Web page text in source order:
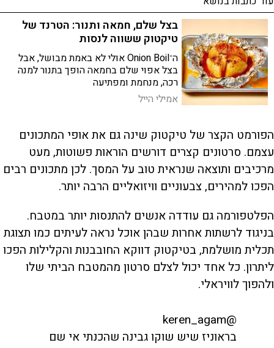
בצל שלם, חמאה ותנור: הטרנד של
טיקטוק ששווה לנסות
ה־Onion Boil אולי לא באמת מבושל, אבל
בצל אפוי שלם בחמאה הופך בתנור למנה
רכה, מנחמת ומפתיעה
אמילי הייל
הפורמט הקצר של טיקטוק שינה גם את אופי המתכונים
עצמם. סרטונים קצרים דורשים הוראות פשוטות, מעט
מרכיבים ותוצאה שנראית טוב על המסך. לכן מתכונים רבים
הפכו למהירים, צבעוניים וויזואליים הרבה יותר.
הפלטפורמה גם עודדה אנשים להתנסות יותר במטבח.
בניגוד לרשתות אחרות שבהן אוכל נראה לעיתים כמו תצוגת
תכלית מושלמת, בטיקטוק דווקא החובבנות והקלילות הפכו
ליתרון. כל אחד יכול לצלם סרטון מהמטבח הביתי שלו
ולהפוך לוויראלי.
@keren_agam
בראוניז שיש שוקו גבינה שהכנתי אי שם